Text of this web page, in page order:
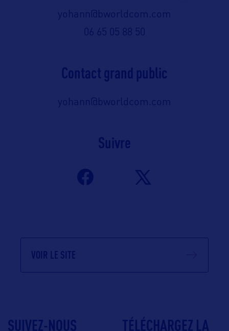
yohann@bworldcom.com
06 65 05 88 50
Contact grand public
yohann@bworldcom.com
Suivre
VOIR LE SITE
SUIVEZ-NOUS
TÉLÉCHARGEZ LA